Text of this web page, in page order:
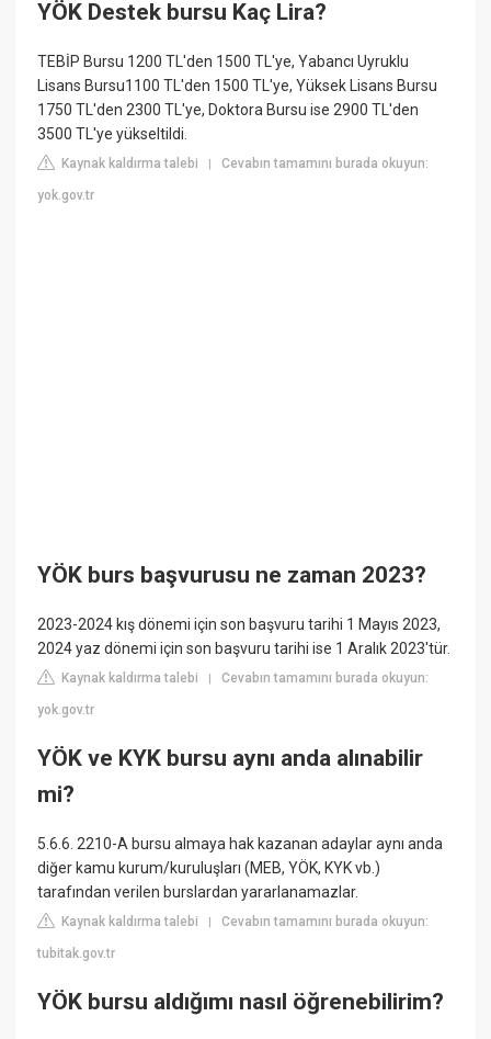
YÖK Destek bursu Kaç Lira?
TEBİP Bursu 1200 TL'den 1500 TL'ye, Yabancı Uyruklu
Lisans Bursu1100 TL'den 1500 TL'ye, Yüksek Lisans Bursu
1750 TL'den 2300 TL'ye, Doktora Bursu ise 2900 TL'den
3500 TL'ye yükseltildi.
Kaynak kaldırma talebi |Cevabın tamamını burada okuyun:
yok.gov.tr
YÖK burs başvurusu ne zaman 2023?
2023-2024 kış dönemi için son başvuru tarihi 1 Mayıs 2023,
2024 yaz dönemi için son başvuru tarihi ise 1 Aralık 2023'tür.
Kaynak kaldırma talebi |Cevabın tamamını burada okuyun:
yok.gov.tr
YÖK ve KYK bursu aynı anda alınabilir
mi?
5.6.6. 2210-A bursu almaya hak kazanan adaylar aynı anda
diğer kamu kurum/kuruluşları (MEB, YÖK, KYK vb.)
tarafından verilen burslardan yararlanamazlar.
Kaynak kaldırma talebi |Cevabın tamamını burada okuyun:
tubitak.gov.tr
YÖK bursu aldığımı nasıl öğrenebilirim?